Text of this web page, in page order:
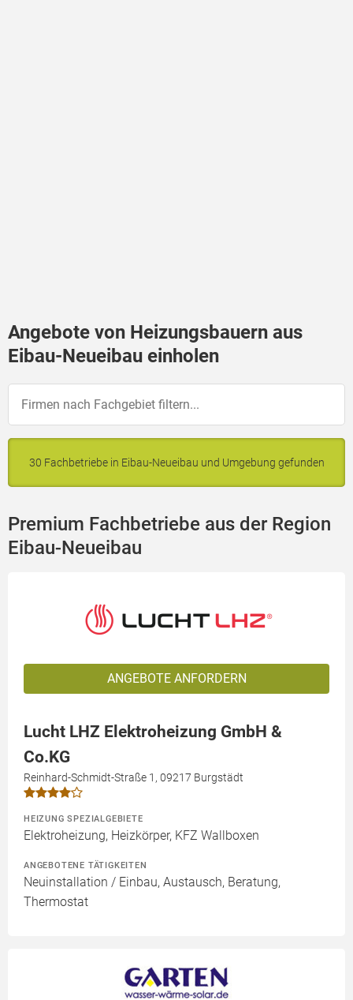
Angebote von Heizungsbauern aus
Eibau-Neueibau einholen
30 Fachbetriebe in Eibau-Neueibau und Umgebung gefunden
Premium Fachbetriebe aus der Region
Eibau-Neueibau
ANGEBOTE ANFORDERN
Lucht LHZ Elektroheizung GmbH &
Co.KG
Reinhard-Schmidt-Straße 1, 09217 Burgstädt
HEIZUNG SPEZIALGEBIETE
Elektroheizung, Heizkörper, KFZ Wallboxen
ANGEBOTENE TÄTIGKEITEN
Neuinstallation / Einbau, Austausch, Beratung,
Thermostat